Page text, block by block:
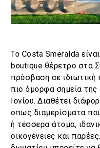
Το Costa Smeralda
boutique θέρετρο στα
πρόσβαση σε ιδιωτική
πιο όμορφα σημεία
Ιονίου. Διαθέτει
όπως διαμερίσματα
ή τέσσερα άτομα,
οικογένειες και